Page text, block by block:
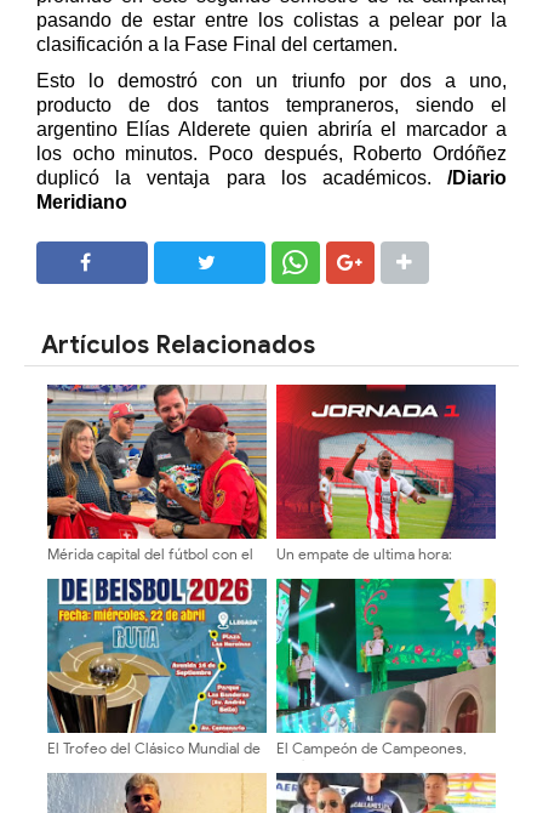
pasando de estar entre los colistas a pelear por la
clasificación a la Fase Final del certamen.
Esto lo demostró con un triunfopor dos a uno,
producto de dos tantos tempraneros, siendo el
argentino Elías Alderete quien abriría el marcador a
los ocho minutos. Poco después, Roberto Ordóñez
duplicó la ventaja para los académicos. /Diario
Meridiano
Artículos Relacionados
Mérida capital del fútbol con el
2026
Un empate de ultima hora:
El Trofeo del Clásico Mundial de
miércoles
El Campeón de Campeones,
Matías Alejandro Lacruz
Ramírez, conquista el bronce en
Siberia, Rusia